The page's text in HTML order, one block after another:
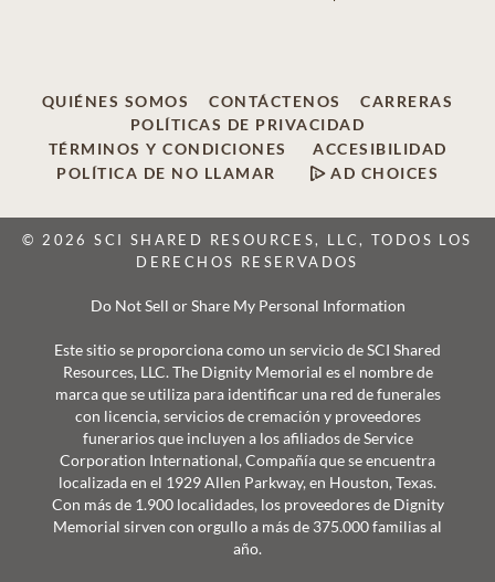
QUIÉNES SOMOS CONTÁCTENOS
CARRERAS
POLÍTICAS DE PRIVACIDAD
TÉRMINOS Y CONDICIONES
ACCESIBILIDAD
POLÍTICA DE NO LLAMAR
AD CHOICES
© 2026 SCI SHARED RESOURCES, LLC, TODOS LOS
DERECHOS RESERVADOS
Do Not Sell or Share My Personal Information
Este sitio se proporciona como un servicio de SCI Shared
Resources, LLC. The Dignity Memorial es el nombre de
marca que se utiliza para identificar una red de funerales
con licencia, servicios de cremación y proveedores
funerarios que incluyen a los afiliados de Service
Corporation International, Compañía que se encuentra
localizada en el 1929 Allen Parkway, en Houston, Texas.
Con más de 1.900 localidades, los proveedores de Dignity
Memorial sirven con orgullo a más de 375.000 familias al
año.